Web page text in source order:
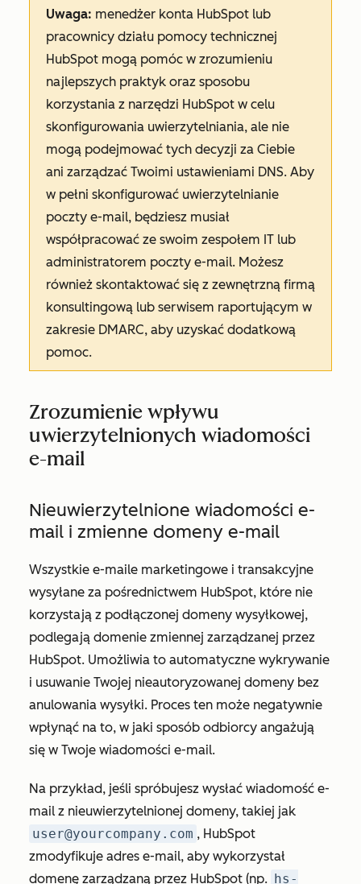
Uwaga: menedżer konta HubSpot lub
pracownicy działu pomocy technicznej
HubSpot mogą pomóc w zrozumieniu
najlepszych praktyk oraz sposobu
korzystania z narzędzi HubSpot w celu
skonfigurowania uwierzytelniania, ale nie
mogą podejmować tych decyzji za Ciebie
ani zarządzać Twoimi ustawieniami DNS. Aby
w pełni skonfigurować uwierzytelnianie
poczty e-mail, będziesz musiał
współpracować ze swoim zespołem IT lub
administratorem poczty e-mail. Możesz
również skontaktować się z zewnętrzną firmą
konsultingową lub serwisem raportującym w
zakresie DMARC, aby uzyskać dodatkową
pomoc.
Zrozumienie wpływu
uwierzytelnionych wiadomości
e-mail
Nieuwierzytelnione wiadomości e-
mail i zmienne domeny e-mail
Wszystkie e-maile marketingowe i transakcyjne
wysyłane za pośrednictwem HubSpot, które nie
korzystają z podłączonej domeny wysyłkowej,
podlegają domenie zmiennej zarządzanej przez
HubSpot. Umożliwia to automatyczne wykrywanie
i usuwanie Twojej nieautoryzowanej domeny bez
anulowania wysyłki. Proces ten może negatywnie
wpłynąć na to, w jaki sposób odbiorcy angażują
się w Twoje wiadomości e-mail.
Na przykład, jeśli spróbujesz wysłać wiadomość e-
mail z nieuwierzytelnionej domeny, takiej jak
user@yourcompany.com , HubSpot
zmodyfikuje adres e-mail, aby wykorzystał
domenę zarządzaną przez HubSpot (np. hs-